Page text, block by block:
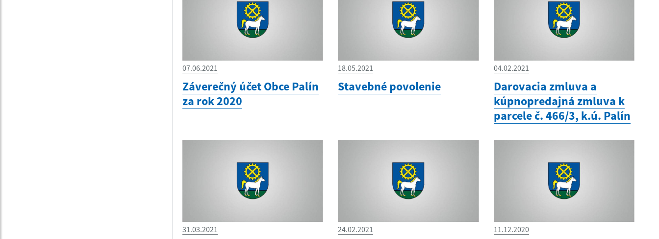
07.06.2021
Záverečný účet Obce Palín
za rok 2020
18.05.2021
Stavebné povolenie
04.02.2021
Darovacia zmluva a
kúpnopredajná zmluva k
parcele č. 466/3, k.ú. Palín
31.03.2021 24.02.2021 11.12.2020